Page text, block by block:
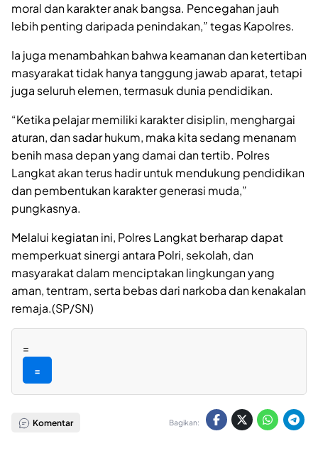
moral dan karakter anak bangsa. Pencegahan jauh
lebih penting daripada penindakan,” tegas Kapolres.
Ia juga menambahkan bahwa keamanan dan ketertiban
masyarakat tidak hanya tanggung jawab aparat, tetapi
juga seluruh elemen, termasuk dunia pendidikan.
“Ketika pelajar memiliki karakter disiplin, menghargai
aturan, dan sadar hukum, maka kita sedang menanam
benih masa depan yang damai dan tertib. Polres
Langkat akan terus hadir untuk mendukung pendidikan
dan pembentukan karakter generasi muda,”
pungkasnya.
Melalui kegiatan ini, Polres Langkat berharap dapat
memperkuat sinergi antara Polri, sekolah, dan
masyarakat dalam menciptakan lingkungan yang
aman, tentram, serta bebas dari narkoba dan kenakalan
remaja.(SP/SN)
=
=
Komentar Bagikan: